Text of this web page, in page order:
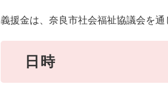
義援金は、奈良市社会福祉協議会を通
日時